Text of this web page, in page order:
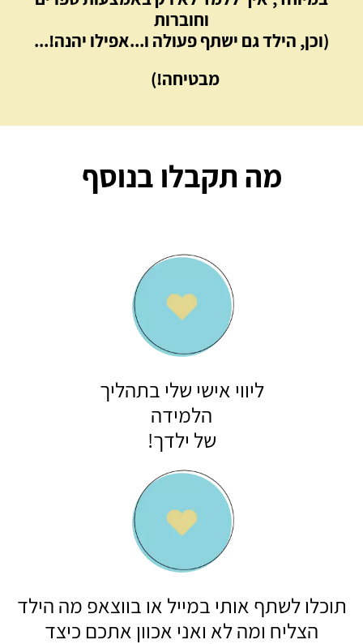
וחוברות
(וכן, הילד גם ישתף פעולה ו...אפילו יהנה!...
מבטיחה!)
מה תקבלו בנוסף
ליווי אישי שלי בתהליך
הלמידה
של ילדך!
תוכלו לשתף אותי במייל או בווצאפ מה הילד
הצליח ומה לא ואני אכוון אתכם כיצד